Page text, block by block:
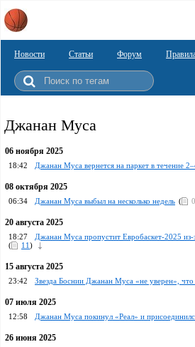
Новости Статьи Форум
Джанан Муса
06 ноября 2025
18:42 Джанан Муса вернется на паркет в течение
08 октября 2025
06:34 Джанан Муса выбыл на несколько недель ( 0
20 августа 2025
18:27
Джанан Муса пропустит Евробаскет-2025 из-
(
11)
15 августа 2025
23:42 Звезда Боснии Джанан Муса «не уверен», что
07 июля 2025
12:58 Джанан Муса покинул «Реал» и
26 июня 2025